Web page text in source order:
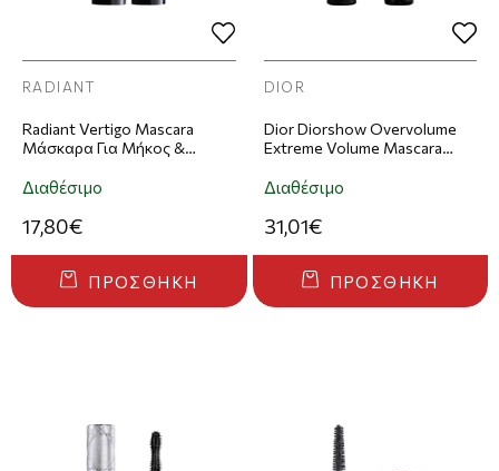
RADIANT
Radiant Vertigo Mascara
Μάσκαρα Για Μήκος &
Διαθέσιμο
17,80€
ΠΡΟΣΘΉΚΗ
DIOR
Dior Diorshow Overvolume
Extreme Volume Mascara
Όγκο 6g - 161
Διαθέσιμο
31,01€
ΠΡΟΣΘΉΚΗ